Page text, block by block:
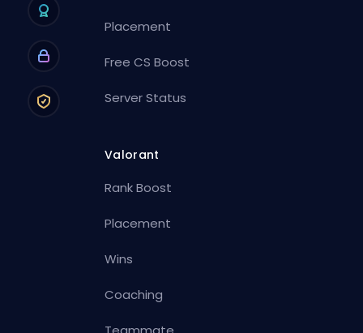
Placement
Free CS Boost
Server Status
Valorant
Rank Boost
Placement
Wins
Coaching